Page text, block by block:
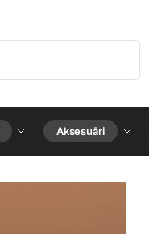
Aksesuāri